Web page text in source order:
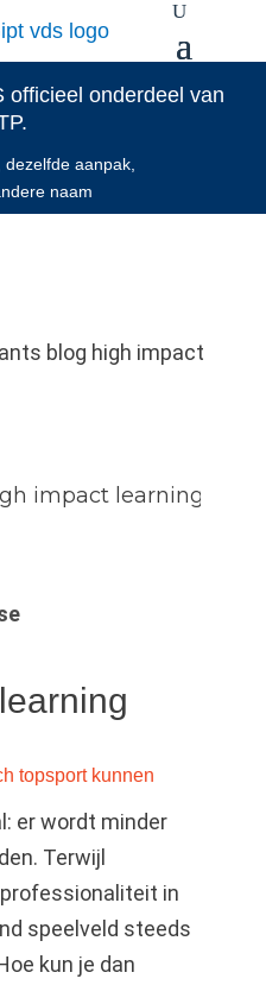
officieel onderdeel van
aanpak,
naam
impact learning
topsport kunnen
er wordt minder
Terwijl
in
speelveld steeds
kun je dan